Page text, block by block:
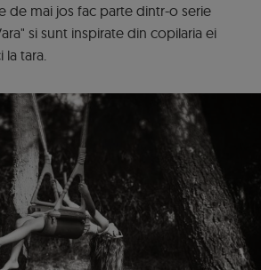
de mai jos fac parte dintr-o serie
si sunt inspirate din copilaria ei
la tara.